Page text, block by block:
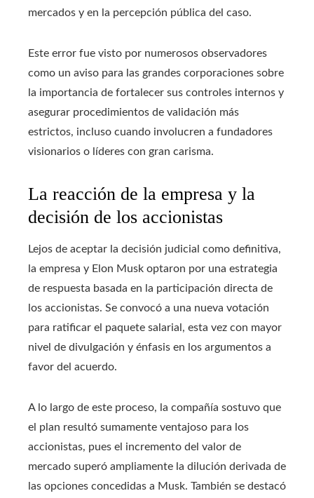
mercados y en la percepción pública del caso.
Este error fue visto por numerosos observadores
como un aviso para las grandes corporaciones sobre
la importancia de fortalecer sus controles internos y
asegurar procedimientos de validación más
estrictos, incluso cuando involucren a fundadores
visionarios o líderes con gran carisma.
La reacción de la empresa y la
decisión de los accionistas
Lejos de aceptar la decisión judicial como definitiva,
la empresa y Elon Musk optaron por una estrategia
de respuesta basada en la participación directa de
los accionistas. Se convocó a una nueva votación
para ratificar el paquete salarial, esta vez con mayor
nivel de divulgación y énfasis en los argumentos a
favor del acuerdo.
A lo largo de este proceso, la compañía sostuvo que
el plan resultó sumamente ventajoso para los
accionistas, pues el incremento del valor de
mercado superó ampliamente la dilución derivada de
las opciones concedidas a Musk. También se destacó